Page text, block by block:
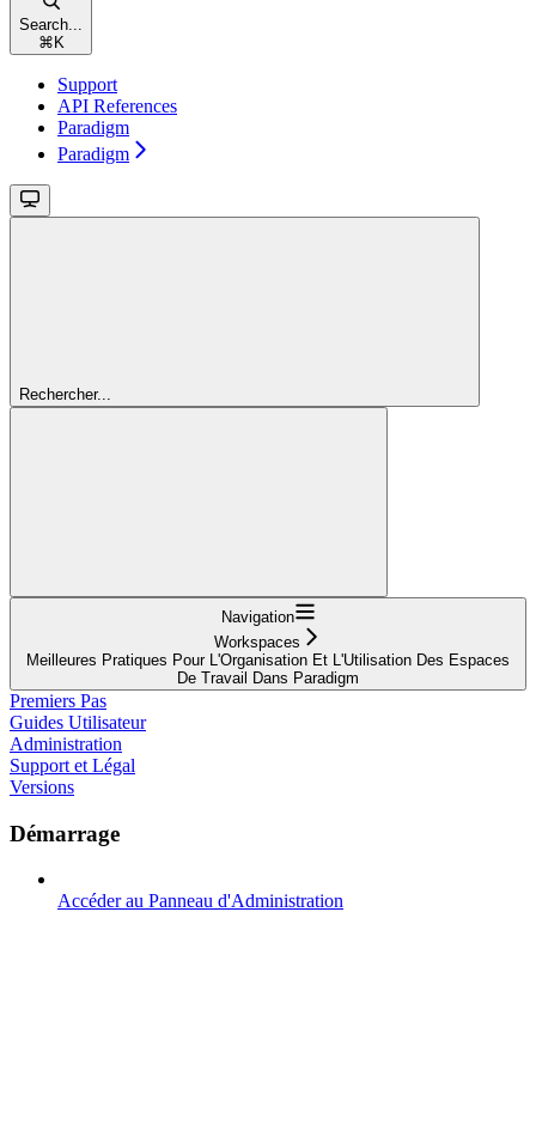
Search...
⌘ K
Support
API References
Paradigm
Paradigm
Rechercher...
Navigation
Workspaces
Meilleures Pratiques Pour L'Organisation Et L'Utilisation Des Espaces
De Travail Dans Paradigm
Premiers Pas
Guides Utilisateur
Administration
Support et Légal
Versions
Démarrage
Accéder au Panneau d'Administration